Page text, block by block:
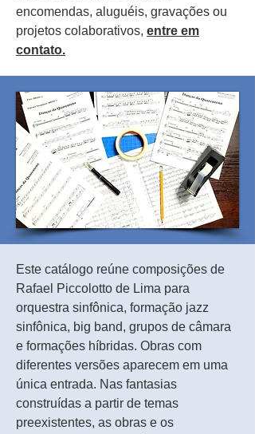
encomendas, aluguéis, gravações ou
projetos colaborativos, entre em
contato.
Este catálogo reúne composições de
Rafael Piccolotto de Lima para
orquestra sinfônica, formação jazz
sinfônica, big band, grupos de câmara
e formações híbridas. Obras com
diferentes versões aparecem em uma
única entrada. Nas fantasias
construídas a partir de temas
preexistentes, as obras e os